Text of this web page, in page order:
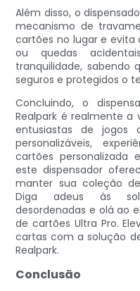
Além disso, o
mecanismo de
cartões no lugar e
ou quedas
tranquilidade, sabendo
seguros e protegidos o
Concluindo, o
Realpark é realmente a
entusiastas de jogos
personalizáveis,
cartões personalizada
este dispensador
manter sua coleção
Diga adeus às
desordenadas e olá ao
de cartões Ultra Pro.
cartas com a solução
Realpark.
Conclusão